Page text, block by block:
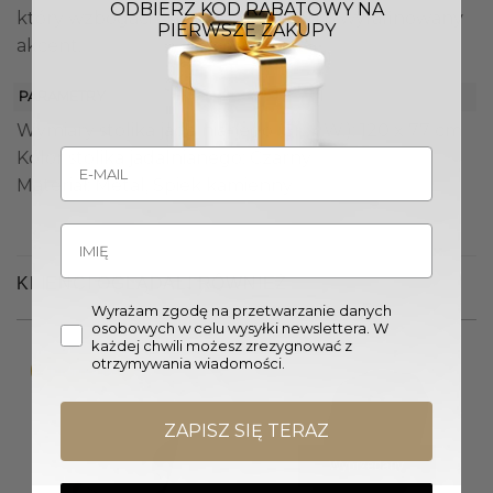
który wzbogaci estetykę ich domu o wyrafinowany
akcent.
PARAMETRY
Wymiary stolika jadalnianego (Śr. x W.): 120 x 77 cm
Kolor stolika jadalnianego: Czarny
Materiał: Metal, Spiek kamienny
KLIENCI OGLĄDALI RÓWNIEŻ
Promocja!
Wyprzedany
ODBIERZ KOD RABATOWY NA
PIERWSZE ZAKUPY
Wyrażam zgodę na przetwarzanie danych
osobowych w celu wysyłki newslettera. W
każdej chwili możesz zrezygnować z
otrzymywania wiadomości.
ZAPISZ SIĘ TERAZ